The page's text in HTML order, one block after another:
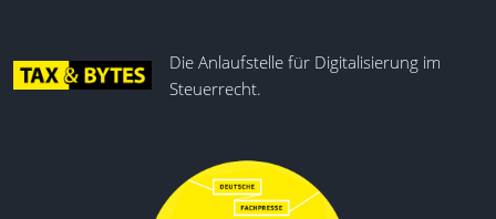
Stichtagsbezogene Bewertungen
Kontenmapping individuell
Die Anlaufstelle für Digitalisierung im
Steuerrecht.